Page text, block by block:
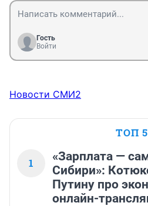
Гость
Войти
Новости СМИ2
ТОП 5
1
«Зарплата —
Сибири»:
Путину про
онлайн-